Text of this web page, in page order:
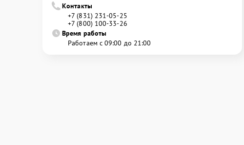
Контакты
+7 (831) 231-05-25
+7 (800) 100-33-26
Время работы
Работаем с 09:00 до 21:00